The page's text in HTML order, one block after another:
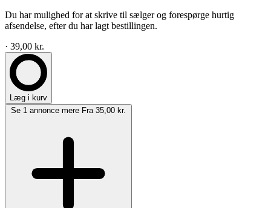
Du har mulighed for at skrive til sælger og forespørge hurtig
afsendelse, efter du har lagt bestillingen.
· 39,00 kr.
Læg i kurv
Se 1 annonce mere Fra 35,00 kr.